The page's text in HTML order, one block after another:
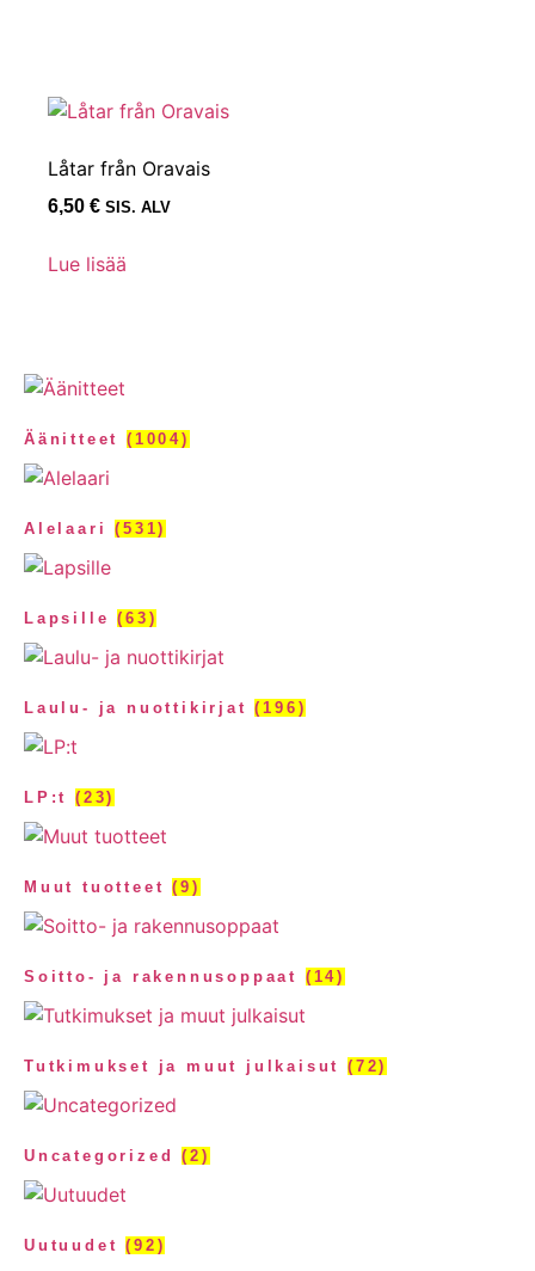
Låtar från Oravais
6,50 € SIS. ALV
Lue lisää
Äänitteet(1004)
Alelaari(531)
Lapsille(63)
Laulu- ja nuottikirjat(196)
LP:t (23)
Muut tuotteet(9)
Soitto- ja rakennusoppaat (14)
Tutkimukset ja muut julkaisut(72)
Uncategorized(2)
Uutuudet(92)